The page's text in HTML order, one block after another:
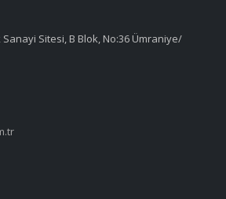
Sitesi, B Blok, No:36 Ümraniye/